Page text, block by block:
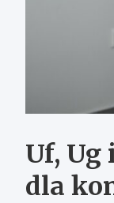
Uf, Ug
dla